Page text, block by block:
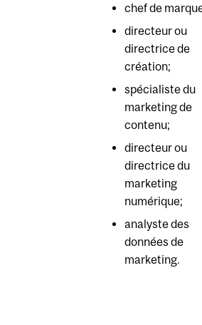
chef de
directeur ou
directrice de
création;
spécialiste du
marketing de
contenu;
directeur ou
directrice du
marketing
numérique;
analyste des
données de
marketing.